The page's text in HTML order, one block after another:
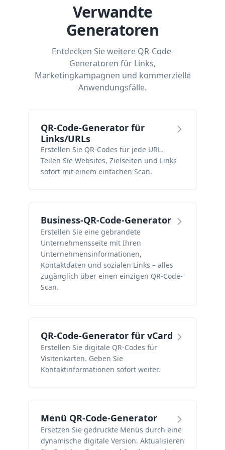
Verwandte
Generatoren
Entdecken Sie weitere QR-Code-
Generatoren für Links,
Marketingkampagnen und kommerzielle
Anwendungsfälle.
QR-Code-Generator für
Links/URLs
Erstellen Sie QR-Codes für jede URL.
Teilen Sie Websites, Zielseiten und Links
sofort mit einem einfachen Scan.
Business-QR-Code-Generator
Erstellen Sie eine gebrandete
Unternehmensseite mit Ihren
Unternehmensinformationen,
Kontaktdaten und sozialen Links – alles
zugänglich über einen einzigen QR-Code-
Scan.
QR-Code-Generator für vCard
Erstellen Sie digitale QR-Codes für
Visitenkarten. Geben Sie
Kontaktinformationen sofort weiter.
Menü QR-Code-Generator
Ersetzen Sie gedruckte Menüs durch eine
dynamische digitale Version. Aktualisieren